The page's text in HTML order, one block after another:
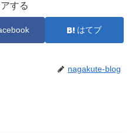
する
はてブ
nagakute-blog